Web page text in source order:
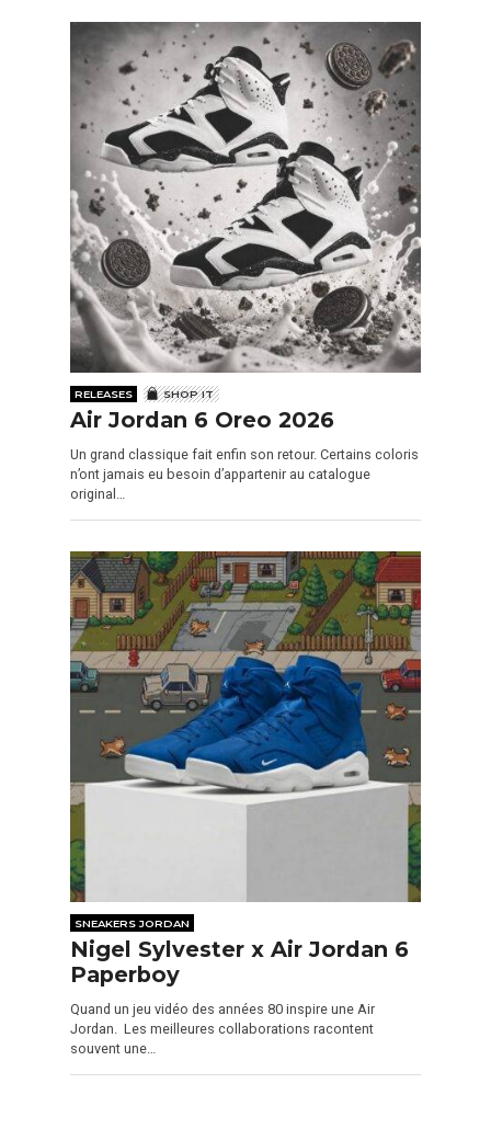
RELEASES SHOP IT
Air Jordan 6 Oreo 2026
Un grand classique fait enfin son retour. Certains coloris
n’ont jamais eu besoin d’appartenir au catalogue
original…
SNEAKERS JORDAN
Nigel Sylvester x Air Jordan 6
Paperboy
Quand un jeu vidéo des années 80 inspire une Air
Jordan. Les meilleures collaborations racontent
souvent une…